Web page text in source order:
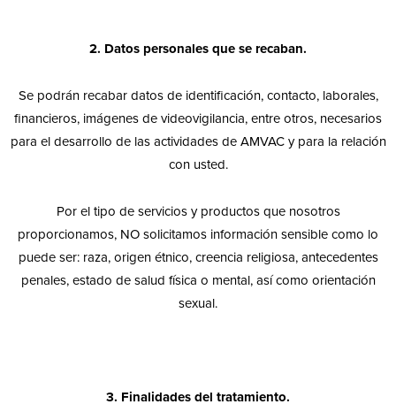
2. Datos personales que se recaban.
Se podrán recabar datos de identificación, contacto, laborales,
financieros, imágenes de videovigilancia, entre otros, necesarios
para el desarrollo de las actividades de AMVAC y para la relación
con usted.
Por el tipo de servicios y productos que nosotros
proporcionamos, NO solicitamos información sensible como lo
puede ser: raza, origen étnico, creencia religiosa, antecedentes
penales, estado de salud física o mental, así como orientación
sexual.
3. Finalidades del tratamiento.